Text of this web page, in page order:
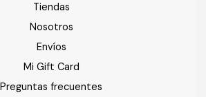
Tiendas
Nosotros
Envíos
Mi Gift Card
Preguntas frecuentes